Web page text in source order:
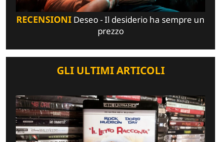
RECENSIONI Deseo - Il desiderio ha sempre un
prezzo
GLI ULTIMI ARTICOLI